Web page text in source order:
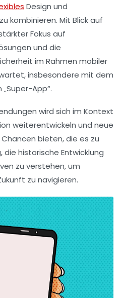
Design und
kombinieren. Mit Blick auf
Fokus auf
und die
im Rahmen mobiler
insbesondere mit dem
App“.
wird sich im Kontext
weiterentwickeln und neue
bieten, die es zu
die historische Entwicklung
zu verstehen, um
zu navigieren.